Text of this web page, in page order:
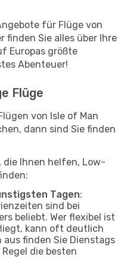
für Flüge von
finden Sie alles über Ihre
Europas größte
Abenteuer!
Flüge
von Isle of Man
dann sind Sie finden
die Ihnen helfen, Low-
Tagen:
sind bei
beliebt. Wer flexibel ist
kann oft deutlich
aus finden Sie Dienstags
die besten